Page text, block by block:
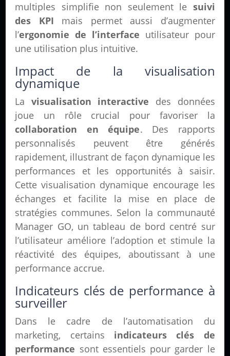
multiples simplifie non seulement le suivi
des KPI mais permet aussi d’augmenter
l’ergonomie de l’interface utilisateur pour
une utilisation plus intuitive.
Impact de la visualisation
dynamique
La visualisation interactive des données
joue un rôle crucial pour favoriser la
collaboration en équipe. Des rapports
personnalisés peuvent être générés
rapidement, illustrant de façon dynamique les
performances et les opportunités à saisir.
Cette visualisation dynamique encourage les
échanges et facilite la mise en place de
stratégies communes. Selon la communauté
Manager GO, un tableau de bord centré sur
l’utilisateur améliore l’adoption et stimule la
réactivité des équipes, aboutissant à une
performance accrue.
Indicateurs clés de performance à
surveiller
Dans le cadre de l’automatisation du
marketing, certains indicateurs clés de
performance sont essentiels pour garder le